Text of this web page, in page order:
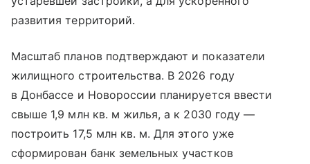
развития территорий.
Масштаб планов подтверждают и показатели
жилищного строительства. В 2026 году
в Донбассе и Новороссии планируется ввести
свыше 1,9 млн кв. м жилья, а к 2030 году —
построить 17,5 млн кв. м. Для этого уже
сформирован банк земельных участков